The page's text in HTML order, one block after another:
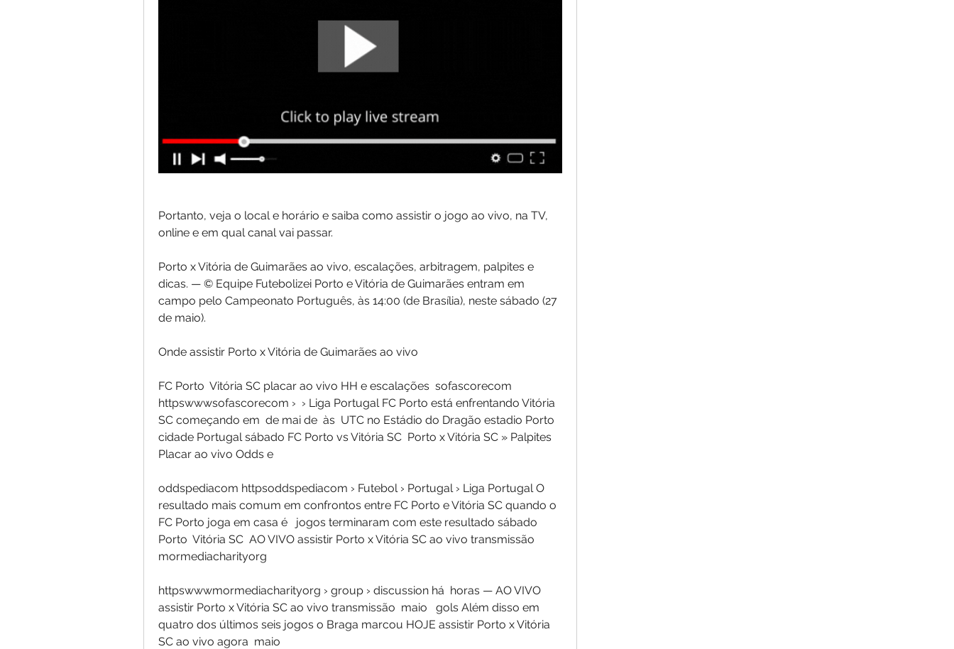
Portanto, veja o local e horário e saiba como assistir o jogo ao vivo, na TV,
online e em qual canal vai passar.
Porto x Vitória de Guimarães ao vivo, escalações, arbitragem, palpites e
dicas. — © Equipe Futebolizei Porto e Vitória de Guimarães entram em
campo pelo Campeonato Português, às 14:00 (de Brasília), neste sábado (27
de maio).
Onde assistir Porto x Vitória de Guimarães ao vivo
FC Porto  Vitória SC placar ao vivo HH e escalações  sofascorecom
httpswwwsofascorecom ›  › Liga Portugal FC Porto está enfrentando Vitória
SC começando em  de mai de  às  UTC no Estádio do Dragão estadio Porto
cidade Portugal sábado FC Porto vs Vitória SC  Porto x Vitória SC » Palpites
Placar ao vivo Odds e
oddspediacom httpsoddspediacom › Futebol › Portugal › Liga Portugal O
resultado mais comum em confrontos entre FC Porto e Vitória SC quando o
FC Porto joga em casa é   jogos terminaram com este resultado sábado
Porto  Vitória SC  AO VIVO assistir Porto x Vitória SC ao vivo transmissão
mormediacharityorg
httpswwwmormediacharityorg › group › discussion há  horas — AO VIVO
assistir Porto x Vitória SC ao vivo transmissão  maio   gols Além disso em
quatro dos últimos seis jogos o Braga marcou HOJE assistir Porto x Vitória
SC ao vivo agora  maio